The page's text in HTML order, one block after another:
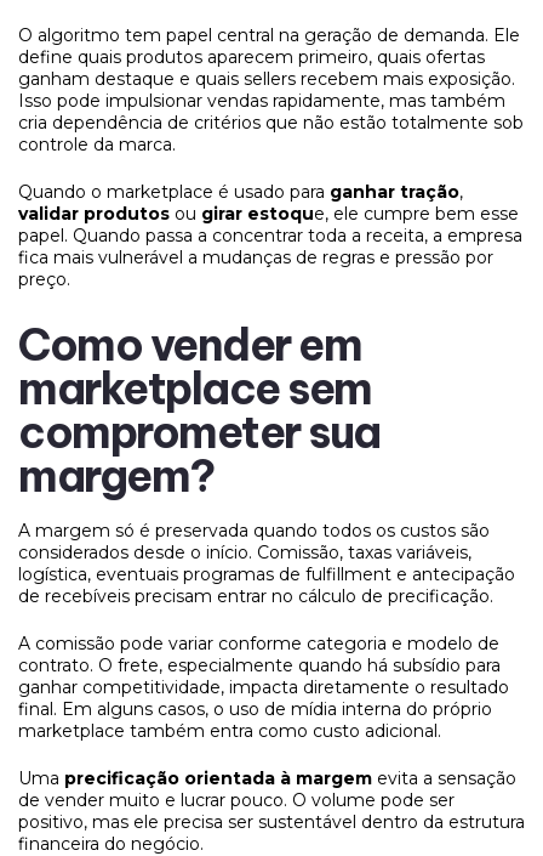
O algoritmo tem papel central na geração de demanda. Ele
define quais produtos aparecem primeiro, quais ofertas
ganham destaque e quais sellers recebem mais exposição.
Isso pode impulsionar vendas rapidamente, mas também
cria dependência de critérios que não estão totalmente sob
controle da marca.
Quando o marketplace é usado para ganhar tração,
validar produtos ou girar estoque, ele cumpre bem esse
papel. Quando passa a concentrar toda a receita, a empresa
fica mais vulnerável a mudanças de regras e pressão por
preço.
Como vender em
marketplace sem
comprometer sua
margem?
A margem só é preservada quando todos os custos são
considerados desde o início. Comissão, taxas variáveis,
logística, eventuais programas de fulfillment e antecipação
de recebíveis precisam entrar no cálculo de precificação.
A comissão pode variar conforme categoria e modelo de
contrato. O frete, especialmente quando há subsídio para
ganhar competitividade, impacta diretamente o resultado
final. Em alguns casos, o uso de mídia interna do próprio
marketplace também entra como custo adicional.
Uma precificação orientada à margem evita a sensação
de vender muito e lucrar pouco. O volume pode ser
positivo, mas ele precisa ser sustentável dentro da estrutura
financeira do negócio.